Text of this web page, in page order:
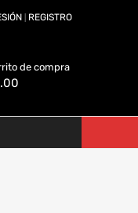
REGISTRO
de compra